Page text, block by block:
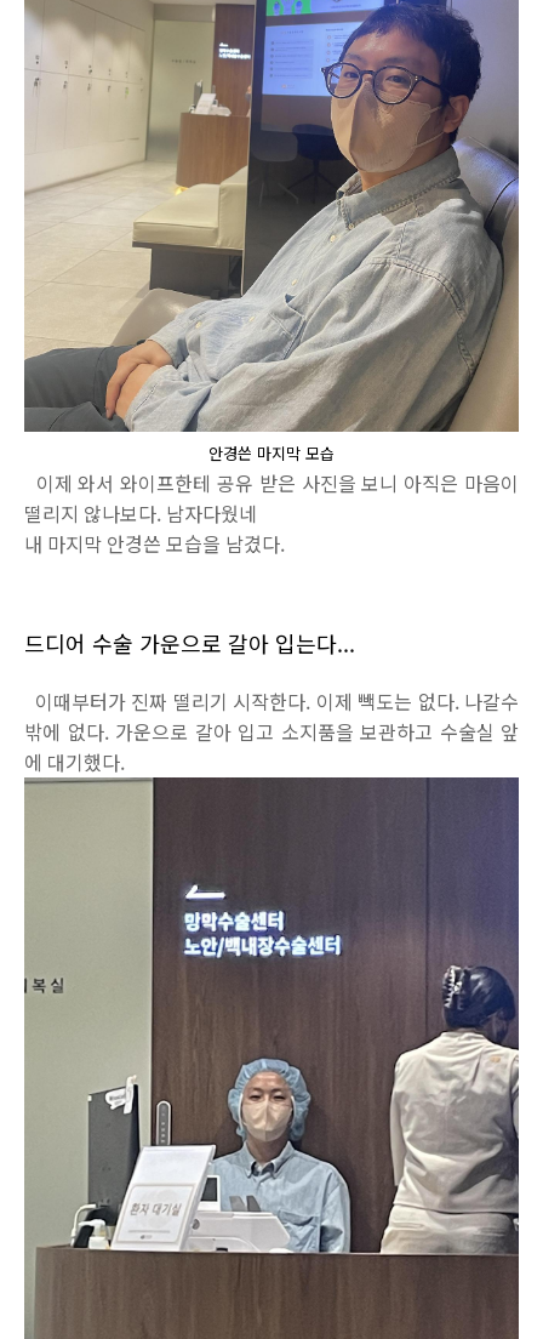
안경쓴 마지막 모습
이제 와서 와이프한테 공유 받은 사진을 보니 아직은 마음이
떨리지 않나보다. 남자다웠네
내 마지막 안경쓴 모습을 남겼다.
드디어 수술 가운으로 갈아 입는다...
이때부터가 진짜 떨리기 시작한다. 이제 빽도는 없다. 나갈수
밖에 없다. 가운으로 갈아 입고 소지품을 보관하고 수술실 앞
에 대기했다.